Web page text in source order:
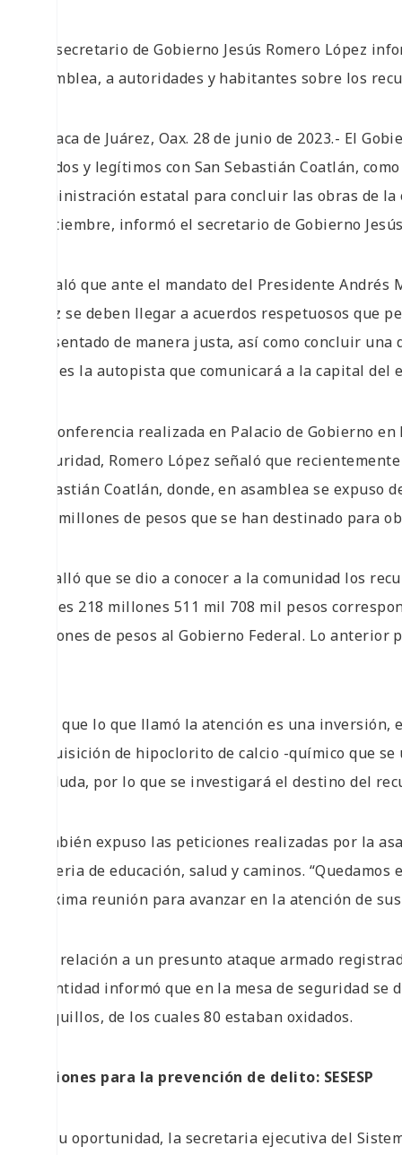
• El secretario de Gobierno Jesús Romero López
asamblea, a autoridades y habitantes sobre los
Oaxaca de Juárez, Oax. 28 de junio de 2023.- El
válidos y legítimos con San Sebastián Coatlán,
administración estatal para concluir las obras de
septiembre, informó el secretario de Gobierno
Señaló que ante el mandato del Presidente
Cruz se deben llegar a acuerdos respetuosos que
presentado de manera justa, así como concluir
que es la autopista que comunicará a la capital del
En conferencia realizada en Palacio de Gobierno
Seguridad, Romero López señaló que
Sebastián Coatlán, donde, en asamblea se
500 millones de pesos que se han destinado para
Detalló que se dio a conocer a la comunidad los
cuales 218 millones 511 mil 708 mil pesos
millones de pesos al Gobierno Federal. Lo
Dijo que lo que llamó la atención es una inversión,
adquisición de hipoclorito de calcio -químico que
en duda, por lo que se investigará el destino del
También expuso las peticiones realizadas por la
materia de educación, salud y caminos.
próxima reunión para avanzar en la atención de
Con relación a un presunto ataque armado
la entidad informó que en la mesa de seguridad
casquillos, de los cuales 80 estaban oxidados.
Acciones para la prevención de delito: SESESP
En su oportunidad, la secretaria ejecutiva del